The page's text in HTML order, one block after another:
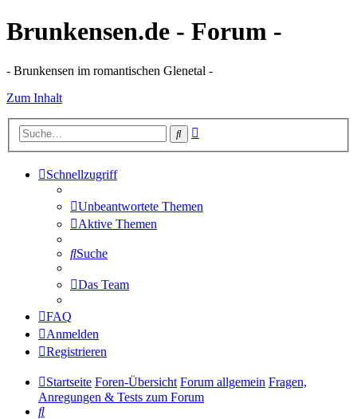
Brunkensen.de - Forum -
- Brunkensen im romantischen Glenetal -
Zum Inhalt
Suche
Schnellzugriff
Unbeantwortete Themen
Aktive Themen
Suche
Das Team
FAQ
Anmelden
Registrieren
Startseite Foren-Übersicht Forum allgemein Fragen,
Anregungen & Tests zum Forum
Suche